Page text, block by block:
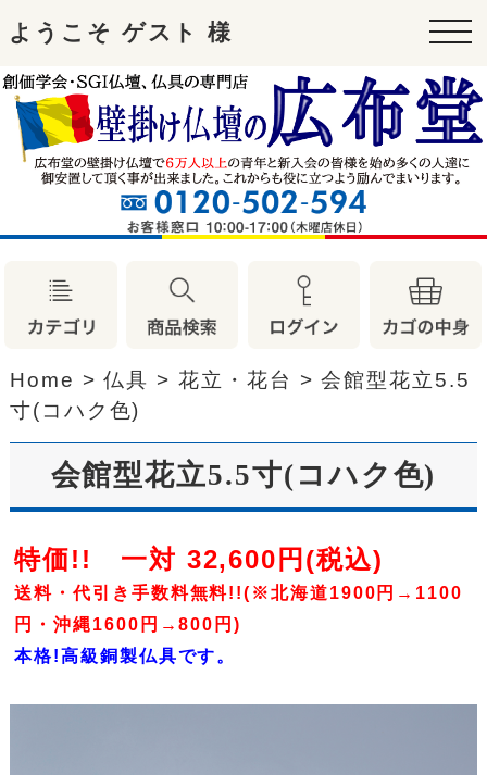
ようこそ ゲスト 様
Home >仏具 >花立・花台 >会館型花立5.5
寸(コハク色)
会館型花立5.5寸(コハク色)
特価!! 一対 32,600円(税込)
送料・代引き手数料無料!!(※北海道1900円→1100
円・沖縄1600円→800円)
本格!高級銅製仏具です。